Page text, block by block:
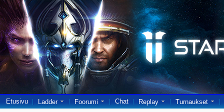
Etusivu Ladder Foorumi Chat Replay Turnaukset